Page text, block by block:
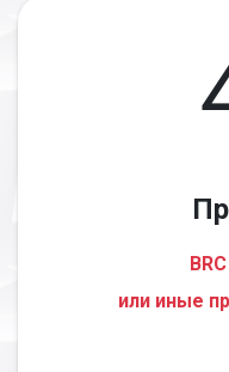
или иные